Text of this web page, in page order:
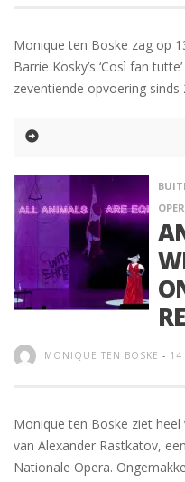
Monique ten Boske zag op
Barrie Kosky’s ‘Così fan
zeventiende opvoering sinds
MONIQUE TEN BOSKE - 14
Monique ten Boske ziet heel
van Alexander Rastkatov,
Nationale Opera.